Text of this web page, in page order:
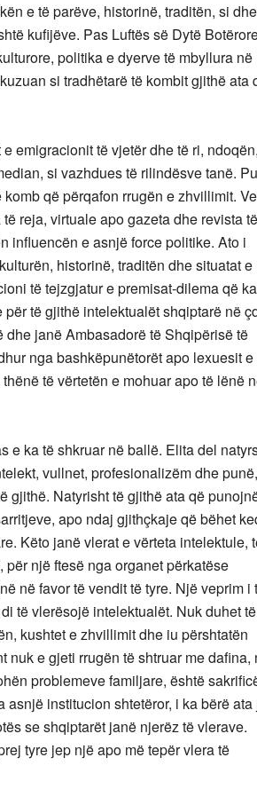
e të parëve, historinë, traditën, si dhe
kufijëve. Pas Luftës së Dytë
politika e dyerve të mbyllura në
si tradhëtarë të kombit gjithë ata
emigracionit të vjetër dhe të ri, ndoqën,
si vazhdues të rilindësve tanë.
që përqafon rrugën e zhvillimit.
reja, virtuale apo gazeta dhe revista të
influencën e asnjë force politike. Ato i
historinë, traditën dhe situatat e
të tejzgjatur e premisat-dilema që
të gjithë intelektualët shqiptarë në
janë Ambasadorë të Shqipërisë të
nga bashkëpunëtorët apo lexuesit e
të vërtetën e mohuar apo të lënë
e ka të shkruar në ballë. Elita del
vullnet, profesionalizëm dhe punë,
gjithë. Natyrisht të gjithë ata që
apo ndaj gjithçkaje që bëhet
Këto janë vlerat e vërteta intelektule,
një ftesë nga organet përkatëse
në favor të vendit të tyre. Një veprim i
të vlerësojë intelektualët. Nuk duhet të
kushtet e zhvillimit dhe iu përshtatën
e gjeti rrugën të shtruar me dafina,
problemeve familjare, është
institucion shtetëror, i ka bërë ata
se shqiptarët janë njerëz të vlerave.
tyre jep një apo më tepër vlera të